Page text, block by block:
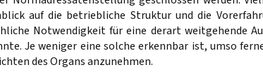
auf die betriebliche Struktur und die
Notwendigkeit für eine derart weitgehende
Je weniger eine solche erkennbar ist, umso
des Organs anzunehmen.